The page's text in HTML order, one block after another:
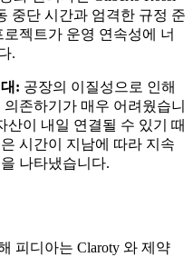
중단 시간과 엄격한 규정 준
젝트가 운영 연속성에 너
.
: 공장의 이질성으로 인해
존하기가 매우 어려웠습니
산이 내일 연결될 수 있기 때
시간이 지남에 따라 지속
나타냈습니다.
피디아는 Claroty 와 제약